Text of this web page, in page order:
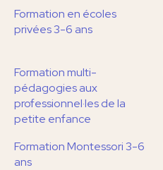
Formation en écoles
privées 3-6 ans
Formation multi-
pédagogies aux
professionnel·les de la
petite enfance
Formation Montessori 3-6
ans